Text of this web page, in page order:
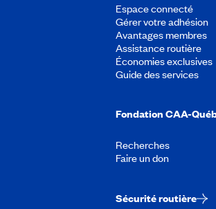
Espace connecté
Gérer votre adhésion
Avantages membres
Assistance routière
Économies exclusives
Guide des services
Fondation CAA-
Recherches
Faire un don
Sécurité routière